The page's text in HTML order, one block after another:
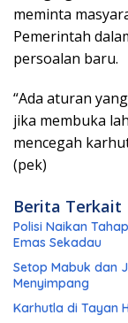
meminta
Pemerintah
persoalan baru.
“Ada aturan
jika membuka
mencegah
(pek)
Berita Terkait
Polisi Naikan
Emas Sekadau
Setop Mabuk dan
Menyimpang
Karhutla di Tayan